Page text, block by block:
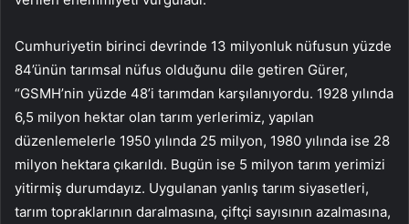
Cumhuriyetin birinci devrinde 13 milyonluk nüfusun yüzde
84’ünün tarımsal nüfus olduğunu dile getiren Gürer,
“GSMH’nin yüzde 48’i tarımdan karşılanıyordu. 1928 yılında
6,5 milyon hektar olan tarım yerlerimiz, yapılan
düzenlemelerle 1950 yılında 25 milyon, 1980 yılında ise 28
milyon hektara çıkarıldı. Bugün ise 5 milyon tarım yerimizi
yitirmiş durumdayız. Uygulanan yanlış tarım siyasetleri,
tarım topraklarının daralmasına, çiftçi sayısının azalmasına,